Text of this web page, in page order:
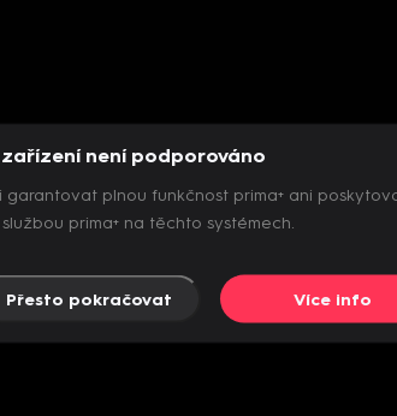
není podporováno
garantovat plnou funkčnost prima+ ani
prima+ na těchto systémech.
Přesto pokračovat Více info